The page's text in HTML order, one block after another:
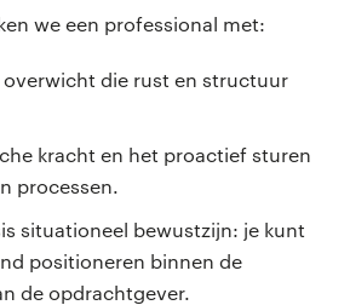
we een professional met:
overwicht die rust en structuur
kracht en het proactief sturen
processen.
situationeel bewustzijn: je kunt
positioneren binnen de
de opdrachtgever.